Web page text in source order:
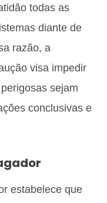
todas as
diante de
razão, a
visa impedir
sejam
conclusivas e
estabelece que